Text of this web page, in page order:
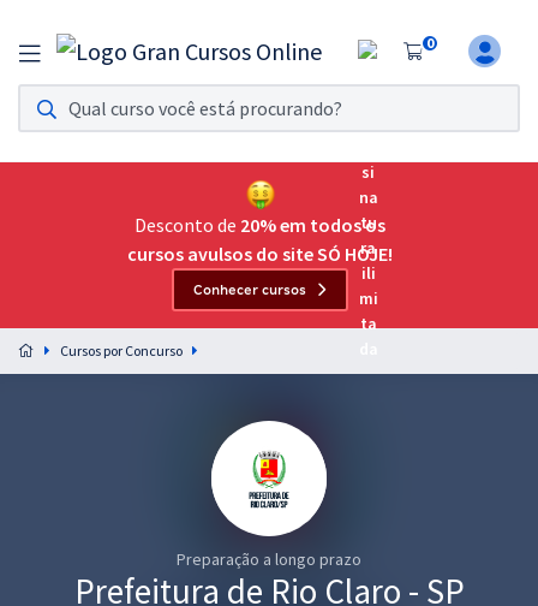
0
Assinatura Ilimitada 11
Acesso a todos os cursos. Teste grátis por 7 dias!
Assinatura OAB Até Passar
Acesso ilimitado a toda preparação para o Exame da
Preparação completa e intensiva para as principais
residências em saúde do Brasil
Desconto de 20% em todos os
cursos avulsos do site SÓ HOJE!
Conhecer cursos
Cursos por Concurso
Preparação a longo prazo
Prefeitura de Rio Claro - SP